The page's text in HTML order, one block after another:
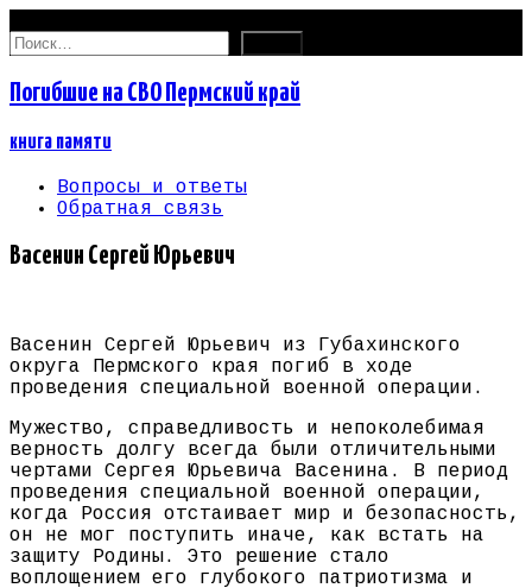
Найти:
Погибшие на СВО Пермский край
книга памяти
Вопросы и ответы
Обратная связь
Васенин Сергей Юрьевич
Васенин Сергей Юрьевич из Губахинского
округа Пермского края погиб в ходе
проведения специальной военной операции.
Мужество, справедливость и непоколебимая
верность долгу всегда были отличительными
чертами Сергея Юрьевича Васенина. В период
проведения специальной военной операции,
когда Россия отстаивает мир и безопасность,
он не мог поступить иначе, как встать на
защиту Родины. Это решение стало
воплощением его глубокого патриотизма и